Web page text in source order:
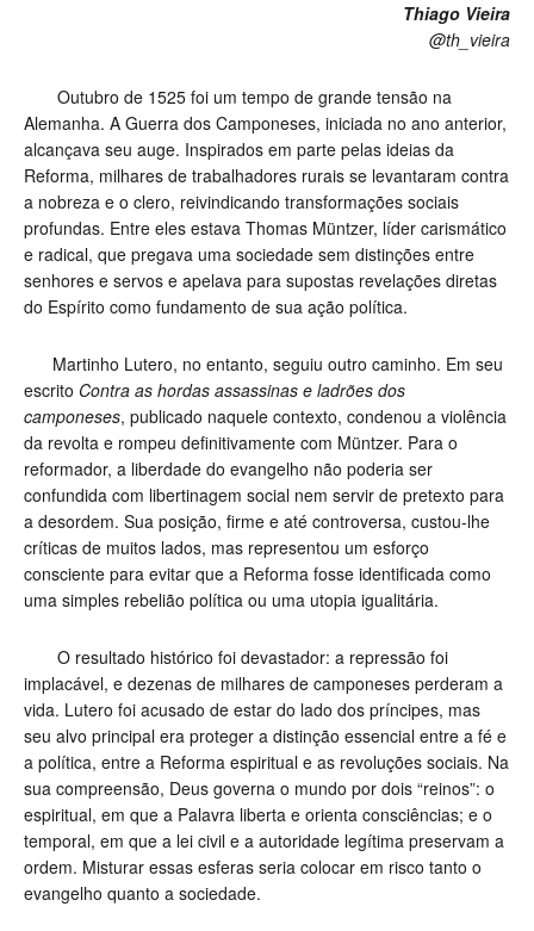
Thiago Vieira
@th_vieira
Outubro de 1525 foi um tempo de grande tensão na
Alemanha. A Guerra dos Camponeses, iniciada no ano anterior,
alcançava seu auge. Inspirados em parte pelas ideias da
Reforma, milhares de trabalhadores rurais se levantaram contra
a nobreza e o clero, reivindicando transformações sociais
profundas. Entre eles estava Thomas Müntzer, líder carismático
e radical, que pregava uma sociedade sem distinções entre
senhores e servos e apelava para supostas revelações diretas
do Espírito como fundamento de sua ação política.
Martinho Lutero, no entanto, seguiu outro caminho. Em seu
escrito Contra as hordas assassinas e ladrões dos
camponeses, publicado naquele contexto, condenou a violência
da revolta e rompeu definitivamente com Müntzer. Para o
reformador, a liberdade do evangelho não poderia ser
confundida com libertinagem social nem servir de pretexto para
a desordem. Sua posição, firme e até controversa, custou-lhe
críticas de muitos lados, mas representou um esforço
consciente para evitar que a Reforma fosse identificada como
uma simples rebelião política ou uma utopia igualitária.
O resultado histórico foi devastador: a repressão foi
implacável, e dezenas de milhares de camponeses perderam a
vida. Lutero foi acusado de estar do lado dos príncipes, mas
seu alvo principal era proteger a distinção essencial entre a fé e
a política, entre a Reforma espiritual e as revoluções sociais. Na
sua compreensão, Deus governa o mundo por dois “reinos”: o
espiritual, em que a Palavra liberta e orienta consciências; e o
temporal, em que a lei civil e a autoridade legítima preservam a
ordem. Misturar essas esferas seria colocar em risco tanto o
evangelho quanto a sociedade.